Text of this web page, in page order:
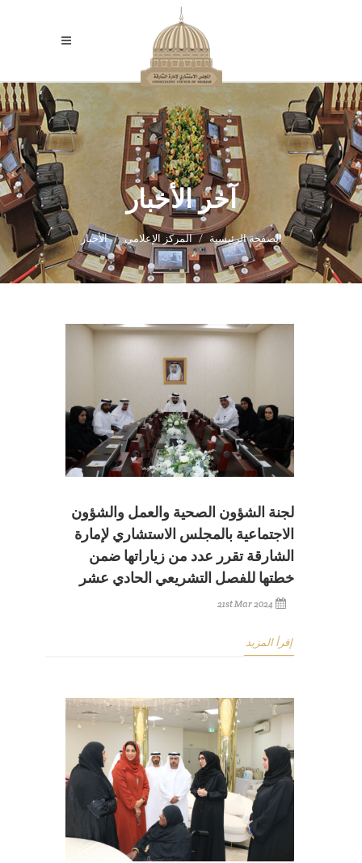
آخر الأخبار
الصفحة الرئيسية المركز الإعلامي الأخبار
لجنة الشؤون الصحية والعمل والشؤون
الاجتماعية بالمجلس الاستشاري لإمارة
الشارقة تقرر عدد من زياراتها ضمن
خطتها للفصل التشريعي الحادي عشر
21st Mar 2024
إقرأ المزيد